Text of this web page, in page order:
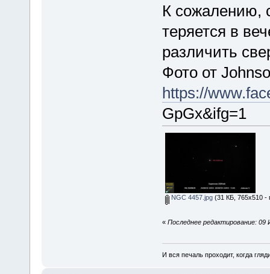
К сожалению,
теряется в
различить
Фото от
https://
GpGx&ifg=1
NGC 4457.jpg(31 КБ, 765x510 -
« Последнее редактирование: 09
И вся печаль проходит, когда